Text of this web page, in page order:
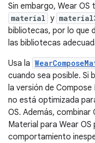
Sin embargo, Wear OS
material y
bibliotecas, por lo que
las bibliotecas
Usa la
cuando sea posible. Si
la versión de
no está optimizada
OS. Además,
Material para Wear OS
comportamiento